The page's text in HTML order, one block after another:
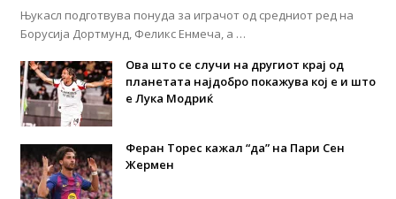
Њукасл подготвува понуда за играчот од средниот ред на
Борусија Дортмунд, Феликс Енмеча, а …
Ова што се случи на другиот крај од
планетата најдобро покажува кој е и што
е Лука Модриќ
Феран Торес кажал “да” на Пари Сен
Жермен